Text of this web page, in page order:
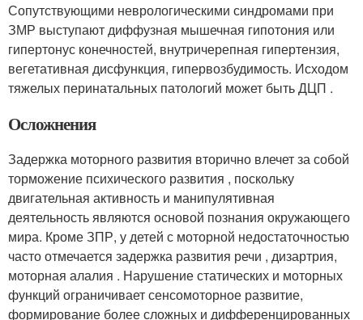
Сопутствующими неврологическими синдромами при
ЗМР выступают диффузная мышечная гипотония или
гипертонус конечностей, внутричерепная гипертензия,
вегетативная дисфункция, гипервозбудимость. Исходом
тяжелых перинатальных патологий может быть ДЦП .
Осложнения
Задержка моторного развития вторично влечет за собой
торможение психического развития , поскольку
двигательная активность и манипулятивная
деятельность являются основой познания окружающего
мира. Кроме ЗПР, у детей с моторной недостаточностью
часто отмечается задержка развития речи , дизартрия,
моторная алалия . Нарушение статических и моторных
функций ограничивает сенсомоторное развитие,
формирование более сложных и дифференцированных